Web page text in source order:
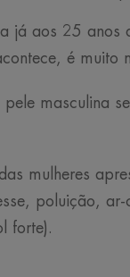
já aos 25
é muito
masculina
mulheres
poluição,
forte).